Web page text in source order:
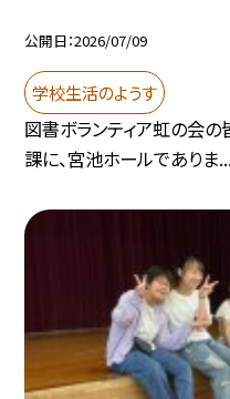
公開日 2026/07/09
学校生活のようす
図書ボランティア虹の会の
課に、宮池ホールでありま...